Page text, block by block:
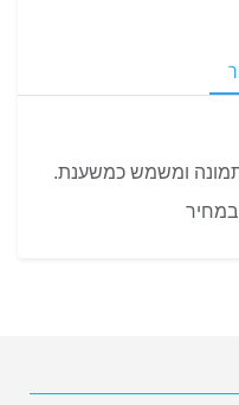
ומשמש כמשענת.